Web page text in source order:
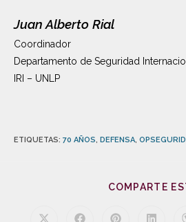
Juan Alberto Rial
Coordinador
Departamento de Seguridad
IRI – UNLP
ETIQUETAS: 70 AÑOS, DEFENSA,
COMPARTE